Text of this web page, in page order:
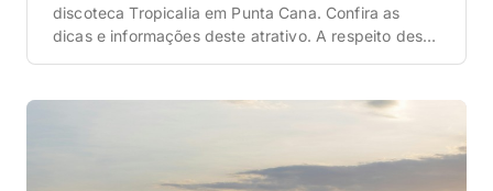
discoteca Tropicalia em Punta Cana. Confira as
dicas e informações deste atrativo. A respeito desta
noite única em uma das discotecas mais incríveis